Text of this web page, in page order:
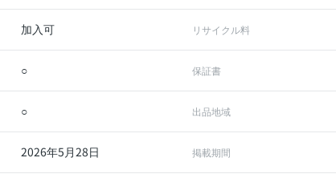
加入可 リサイクル料
○ 保証書
○ 出品地域
2026年5月28日 掲載期間